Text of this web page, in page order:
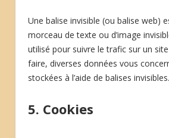
Une balise invisible (ou balise web)
morceau de texte ou d’image
utilisé pour suivre le trafic sur un
faire, diverses données vous
stockées à l’aide de balises invisibles.
5. Cookies